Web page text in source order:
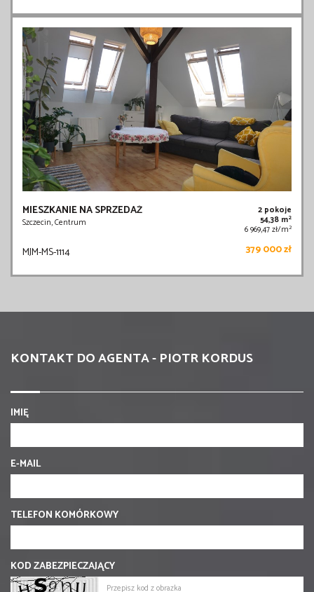
MIESZKANIE NA SPRZEDAŻ
Szczecin, Centrum
2 pokoje
54,38 m2
6 969,47 zł/m2
MJM-MS-1114 379 000 zł
KONTAKT DO AGENTA - PIOTR KORDUS
IMIĘ
E-MAIL
TELEFON KOMÓRKOWY
KOD ZABEZPIECZAJĄCY